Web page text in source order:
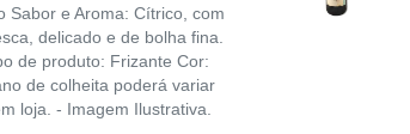
Sabor e Aroma: Cítrico, com
delicado e de bolha fina.
de produto: Frizante Cor:
de colheita poderá variar
loja. - Imagem Ilustrativa.